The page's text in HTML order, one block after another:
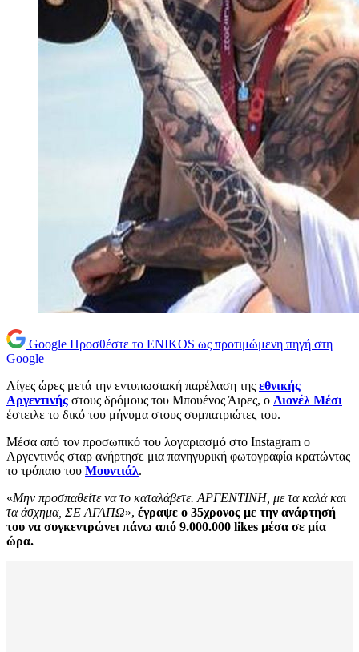
Google Προσθέστε το ENIKOS ως προτιμώμενη πηγή στη
Google
Λίγες ώρες μετά την εντυπωσιακή παρέλαση της εθνικής
Αργεντινής στους δρόμους του Μπουένος Άιρες, ο Λιονέλ Μέσι
έστειλε το δικό του μήνυμα στους συμπατριώτες του.
Μέσα από τον προσωπικό του λογαριασμό στο Instagram o
Αργεντινός σταρ ανήρτησε μια πανηγυρική φωτογραφία κρατώντας
το τρόπαιο του Μουντιάλ.
«Μην προσπαθείτε να το καταλάβετε. ΑΡΓΕΝΤΙΝΗ, με τα καλά και
τα άσχημα, ΣΕ ΑΓΑΠΩ», έγραψε ο 35χρονος με την ανάρτησή
του να συγκεντρώνει πάνω από 9.000.000 likes μέσα σε μία
ώρα.